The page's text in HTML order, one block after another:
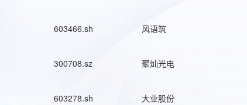
603466.sh 风语筑
300708.sz 聚灿光电
603278.sh 大业股份